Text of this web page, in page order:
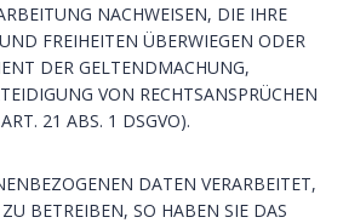
NACHWEISEN, DIE IHRE
FREIHEITEN ÜBERWIEGEN ODER
DER GELTENDMACHUNG,
VON RECHTSANSPRÜCHEN
21 ABS. 1 DSGVO).
DATEN VERARBEITET,
BETREIBEN, SO HABEN SIE DAS